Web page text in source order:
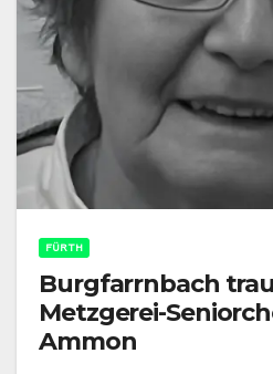
FÜRTH
Burgfarrnbach
Metzgerei-
Ammon